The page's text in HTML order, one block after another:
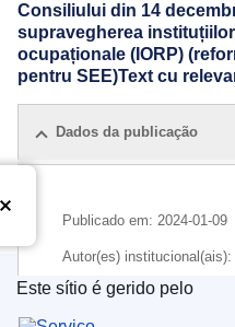
Consiliului din 14
supravegherea
ocupaționale (IORP)
pentru SEE)Text cu
Dados da publicação
Publicado em: 2024-01-09
Autor(es) institucional(ais):
Serviço das
Este sítio é gerido pelo